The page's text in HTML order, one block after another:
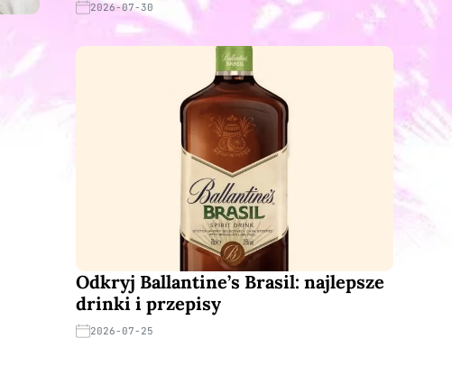
2026-07-30
Odkryj Ballantine’s Brasil: najlepsze
drinki i przepisy
2026-07-25